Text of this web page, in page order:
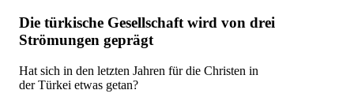
Die türkische Gesellschaft wird von drei
Strömungen geprägt
Hat sich in den letzten Jahren für die Christen in
der Türkei etwas getan?